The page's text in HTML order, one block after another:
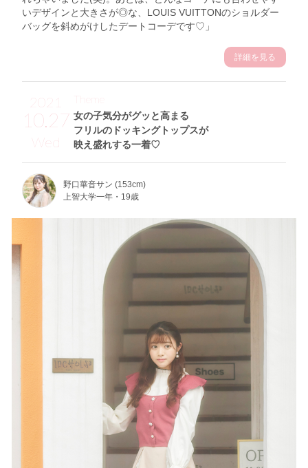
いデザインと大きさが◎な、LOUIS VUITTONのショルダー
バッグを斜めがけしたデートコーデです♡」
詳細を見る
10.27
Wed
女の子気分がグッと高まる
フリルのドッキングトップスが
映え盛れする一着♡
Theme
野口華音サン (153cm)
上智大学一年・19歳